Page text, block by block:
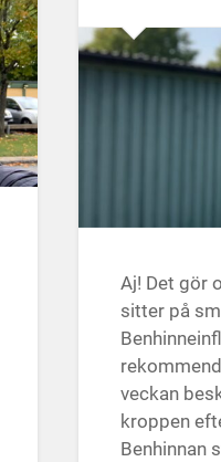
Aj! Det gör
sitter på
veckan
kroppen
Benhinnan